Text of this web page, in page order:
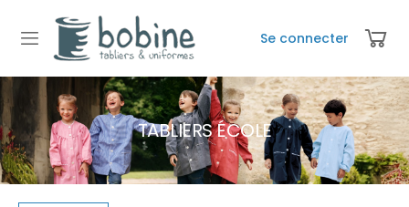
Se connecter
TABLIERS ÉCOLE